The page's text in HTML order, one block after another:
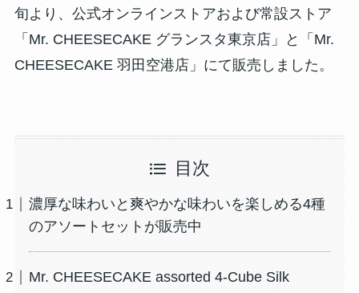
旬より、公式オンラインストアおよび常設ストア
「Mr. CHEESECAKE グランスタ東京店」と「Mr.
CHEESECAKE 羽田空港店」にて販売しました。
目次
濃厚な味わいと爽やかな味わいを楽しめる4種
のアソートセットが販売中
Mr. CHEESECAKE assorted 4-Cube Silk